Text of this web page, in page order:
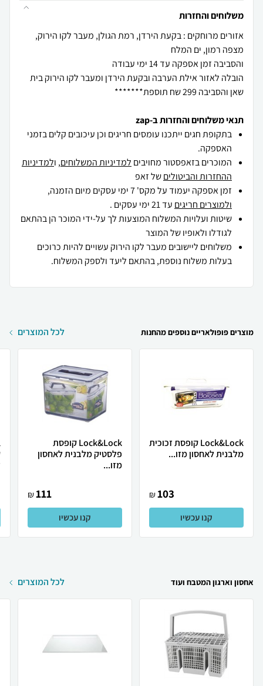
משלוחים והחזרות
אזורים מרוחקים : בקעת הירדן, רמת הגולן, מעבר לקו הירוק,
הובלה לאזור אילת הערבה ובקעת הירדן ומעבר לקו הירוק בית
שאן והסביבה 299 שח תוספת*******
תנאי משלוחים והחזרות ב-zap
בתקופת חגים ייתכנו עומסים חריגים וכן עיכובים קלים בזמני
האספקה.
המוכרים בזאפסטור מחויבים למדיניות המשלוחים, ולמדיניות
ההחזרות והביטוליםשל זאפ
זמן אספקה יעמוד על מקס' 7 ימי עסקים מיום הזמנה,
ולמוצרים חריגים עד 21 ימי עסקים .
שיטות ועלויות המשלוח המוצעות לך על-ידי המוכר הן בהתאם
לגודלו ולאופיו של המוצר
משלוחים ליישובים מעבר לקו הירוק עשויים להיות כרוכים
בעלות משלוח נוספת, בהתאם ליעד ולספק המשלוח.
מוצרים פופולאריים נוספים מהחנות לכל המוצרים
Lock&Lock קופסת זכוכית
מלבנית לאחסון מזו...
103
₪
קנו עכשיו
Lock&Lock קופסת
פלסטיק מלבנית לאחסון
מזו...
111
₪
קנו עכשיו
אחסון וארגון המטבח ועוד לכל המוצרים